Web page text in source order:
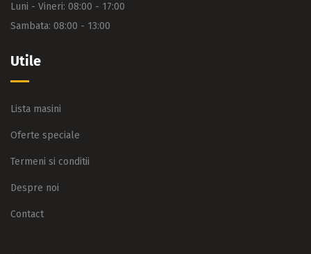
Luni - Vineri: 08:00 - 17:00
Sambata: 08:00 - 13:00
Utile
Lista masini
Oferte speciale
Termeni si conditii
Despre noi
Contact